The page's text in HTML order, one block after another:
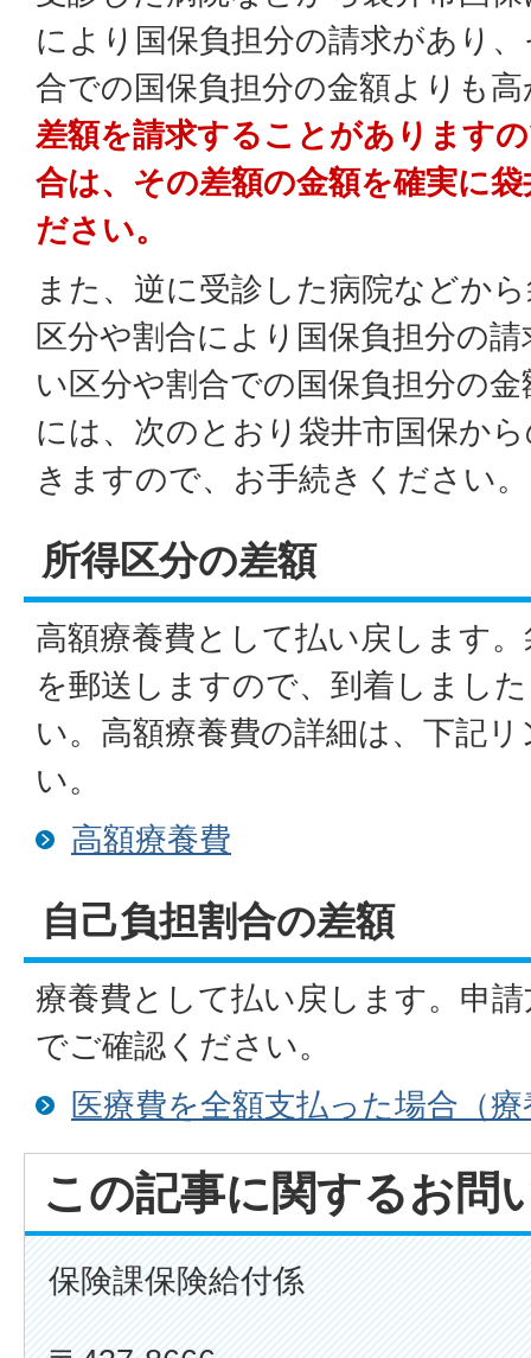
により国保負担分の請求があり
合での国保負担分の金額よりも
差額を請求することがあります
合は、その差額の金額を確実に
ださい。
また、逆に受診した病院などか
区分や割合により国保負担分の
い区分や割合での国保負担分の
には、次のとおり袋井市国保か
きますので、お手続きください。
所得区分の差額
高額療養費として払い戻します
を郵送しますので、到着しまし
い。高額療養費の詳細は、下記
い。
高額療養費
自己負担割合の差額
療養費として払い戻します。申
でご確認ください。
医療費を全額支払った場合（
この記事に関するお問
保険課保険給付係